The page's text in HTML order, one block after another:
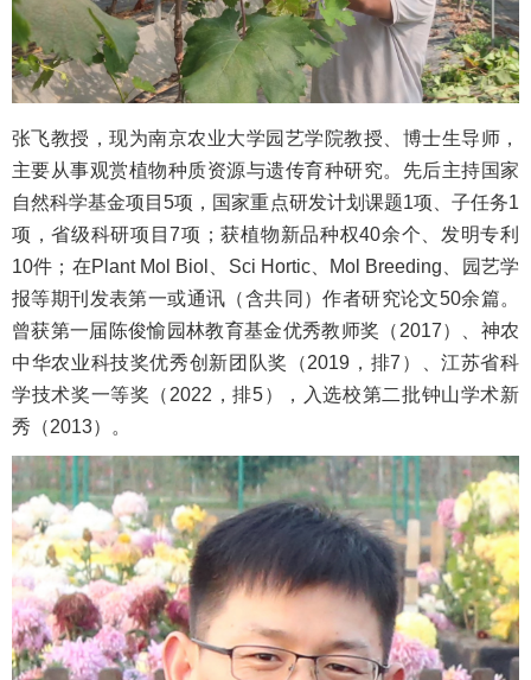
张飞教授，现为南京农业大学园艺学院教授、博士生导师，
主要从事观赏植物种质资源与遗传育种研究。先后主持国家
自然科学基金项目5项，国家重点研发计划课题1项、子任务1
项，省级科研项目7项；获植物新品种权40余个、发明专利
10件；在Plant Mol Biol、Sci Hortic、Mol Breeding、园艺学
报等期刊发表第一或通讯（含共同）作者研究论文50余篇。
曾获第一届陈俊愉园林教育基金优秀教师奖（2017）、神农
中华农业科技奖优秀创新团队奖（2019，排7）、江苏省科
学技术奖一等奖（2022，排5），入选校第二批钟山学术新
秀（2013）。